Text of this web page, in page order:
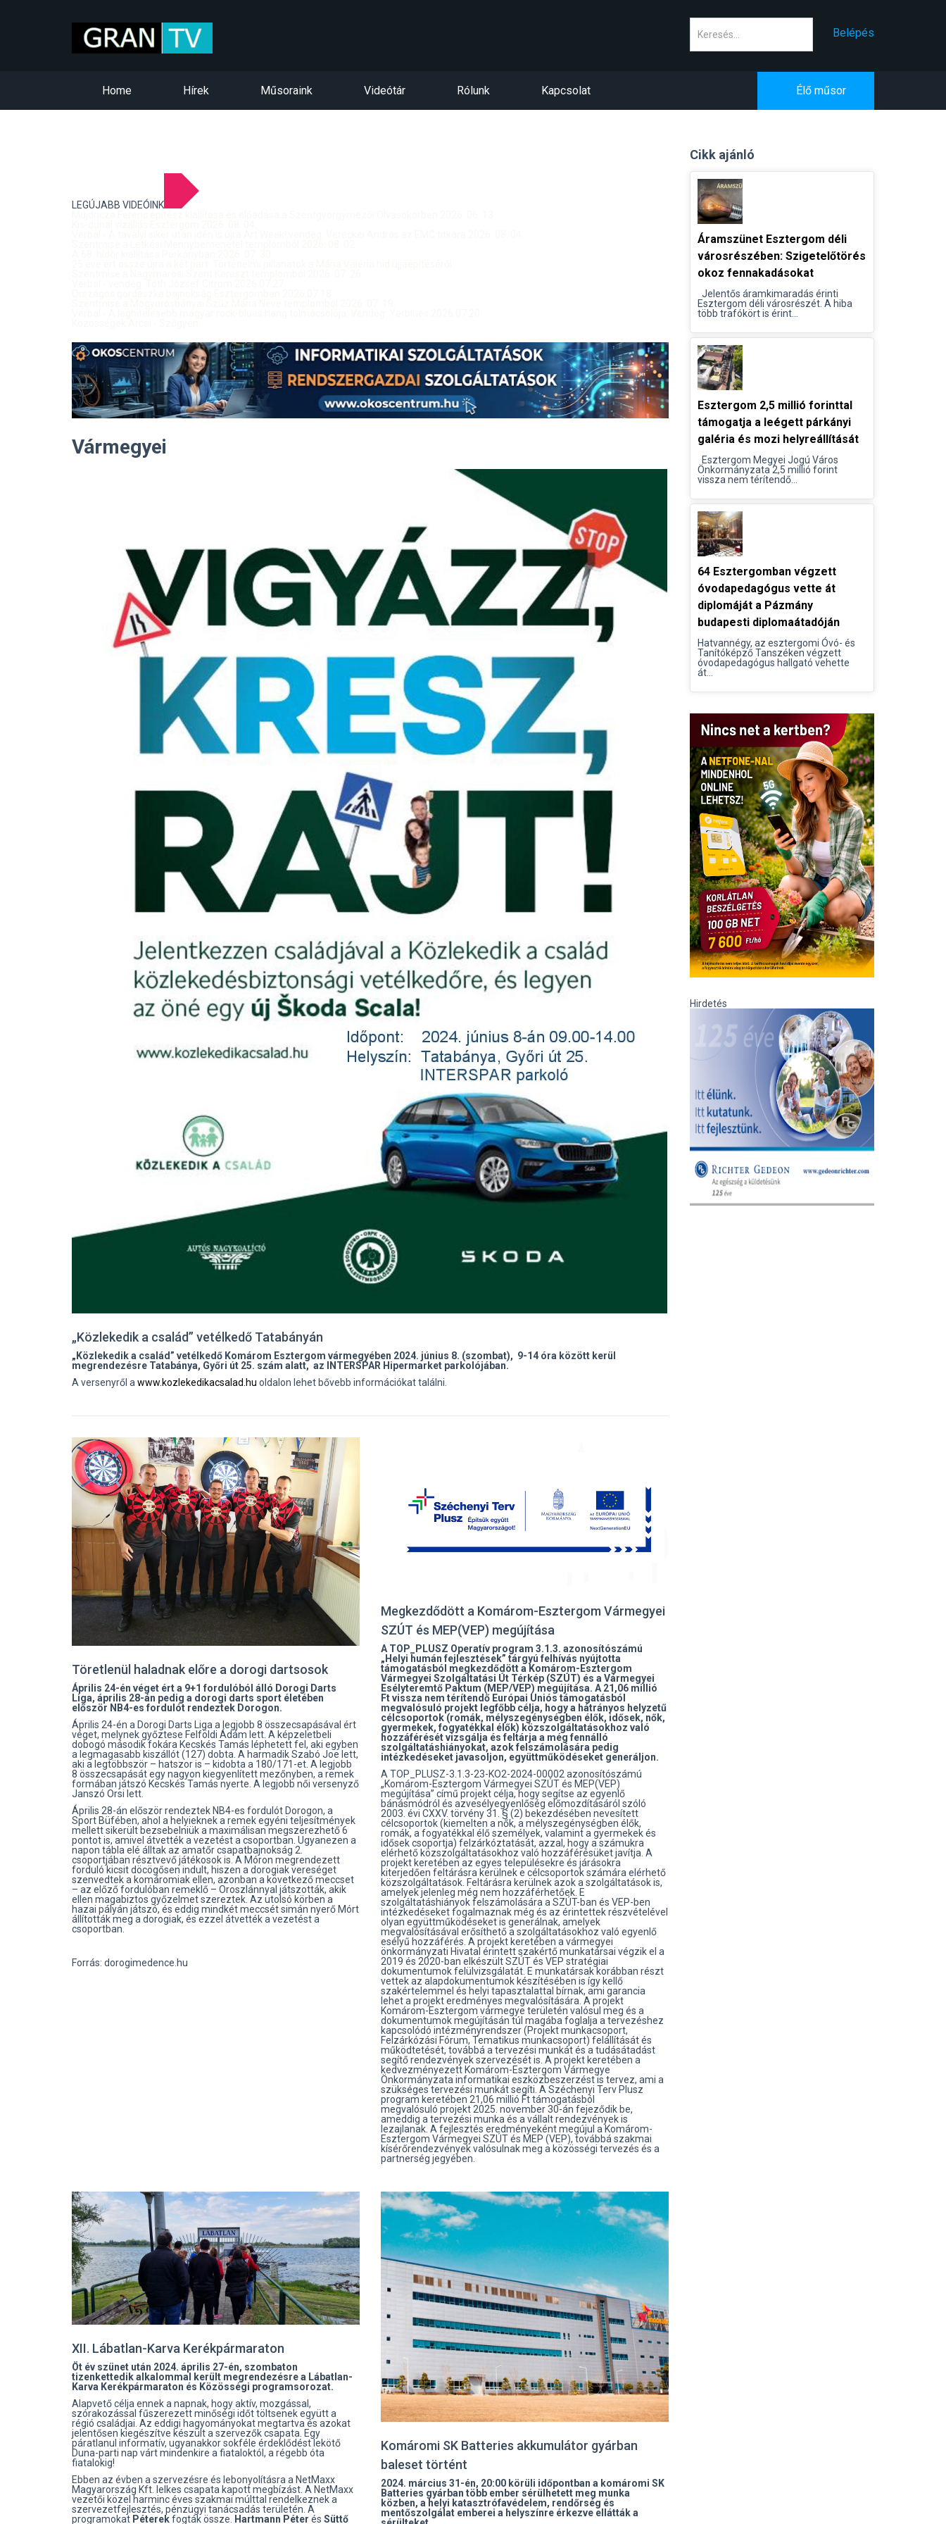
Belépés
Home Hírek Műsoraink Videótár Rólunk Kapcsolat Élő műsor
LEGÚJABB VIDEÓINK
Vármegyei
„Közlekedik a család” vetélkedő Tatabányán
„Közlekedik a család” vetélkedő Komárom Esztergom vármegyében 2024. június 8. (szombat), 9-14 óra között kerül
megrendezésre Tatabánya, Győri út 25. szám alatt, az INTERSPAR Hipermarket parkolójában.
A versenyről a www.kozlekedikacsalad.hu oldalon lehet bővebb információkat találni.
Töretlenül haladnak előre a dorogi dartsosok
Április 24-én véget ért a 9+1 fordulóból álló Dorogi Darts
Liga, április 28-án pedig a dorogi darts sport életében
először NB4-es fordulót rendeztek Dorogon.
Április 24-én a Dorogi Darts Liga a legjobb 8 összecsapásával ért
véget, melynek győztese Felföldi Ádám lett. A képzeletbeli
dobogó második fokára Kecskés Tamás léphetett fel, aki egyben
a legmagasabb kiszállót (127) dobta. A harmadik Szabó Joe lett,
aki a legtöbbször – hatszor is – kidobta a 180/171-et. A legjobb
8 összecsapását egy nagyon kiegyenlített mezőnyben, a remek
formában játszó Kecskés Tamás nyerte. A legjobb női versenyző
Janszó Orsi lett.
Április 28-án először rendeztek NB4-es fordulót Dorogon, a
Sport Büfében, ahol a helyieknek a remek egyéni teljesítmények
mellett sikerült bezsebelniük a maximálisan megszerezhető 6
pontot is, amivel átvették a vezetést a csoportban. Ugyanezen a
napon tábla elé álltak az amatőr csapatbajnokság 2.
csoportjában résztvevő játékosok is. A Móron megrendezett
forduló kicsit döcögősen indult, hiszen a dorogiak vereséget
szenvedtek a komáromiak ellen, azonban a következő meccset
– az előző fordulóban remeklő – Oroszlánnyal játszották, akik
ellen magabiztos győzelmet szereztek. Az utolsó körben a
hazai pályán játszó, és eddig mindkét meccsét simán nyerő Mórt
állították meg a dorogiak, és ezzel átvették a vezetést a
csoportban.
Forrás: dorogimedence.hu
Megkezdődött a Komárom-Esztergom Vármegyei
SZÚT és MEP(VEP) megújítása
A TOP_PLUSZ Operatív program 3.1.3. azonosítószámú
„Helyi humán fejlesztések” tárgyú felhívás nyújtotta
támogatásból megkezdődött a Komárom-Esztergom
Vármegyei Szolgáltatási Út Térkép (SZÚT) és a Vármegyei
Esélyteremtő Paktum (MEP/VEP) megújítása. A 21,06 millió
Ft vissza nem térítendő Európai Uniós támogatásból
megvalósuló projekt legfőbb célja, hogy a hátrányos helyzetű
célcsoportok (romák, mélyszegénységben élők, idősek, nők,
gyermekek, fogyatékkal élők) közszolgáltatásokhoz való
hozzáférését vizsgálja és feltárja a még fennálló
szolgáltatáshiányokat, azok felszámolására pedig
intézkedéseket javasoljon, együttműködéseket generáljon.
A TOP_PLUSZ-3.1.3-23-KO2-2024-00002 azonosítószámú
„Komárom-Esztergom Vármegyei SZÚT és MEP(VEP)
megújítása” című projekt célja, hogy segítse az egyenlő
bánásmódról és azvesélyegyenlőség előmozdításáról szóló
2003. évi CXXV. törvény 31. § (2) bekezdésében nevesített
célcsoportok (kiemelten a nők, a mélyszegénységben élők,
romák, a fogyatékkal élő személyek, valamint a gyermekek és
idősek csoportja) felzárkóztatását, azzal, hogy a számukra
elérhető közszolgáltatásokhoz való hozzáférésüket javítja. A
projekt keretében az egyes településekre és járásokra
kiterjedően feltárásra kerülnek e célcsoportok számára elérhető
közszolgáltatások. Feltárásra kerülnek azok a szolgáltatások is,
amelyek jelenleg még nem hozzáférhetőek. E
szolgáltatáshiányok felszámolására a SZÚT-ban és VEP-ben
intézkedéseket fogalmaznak még és az érintettek részvételével
olyan együttműködéseket is generálnak, amelyek
megvalósításával erősíthető a szolgáltatásokhoz való egyenlő
esélyű hozzáférés. A projekt keretében a vármegyei
önkormányzati Hivatal érintett szakértő munkatársai végzik el a
2019 és 2020-ban elkészült SZÚT és VEP stratégiai
dokumentumok felülvizsgálatát. E munkatársak korábban részt
vettek az alapdokumentumok készítésében is így kellő
szakértelemmel és helyi tapasztalattal bírnak, ami garancia
lehet a projekt eredményes megvalósítására. A projekt
Komárom-Esztergom vármegye területén valósul meg és a
dokumentumok megújításán túl magába foglalja a tervezéshez
kapcsolódó intézményrendszer (Projekt munkacsoport,
Felzárkózási Fórum, Tematikus munkacsoport) felállítását és
működtetését, továbbá a tervezési munkát és a tudásátadást
segítő rendezvények szervezését is. A projekt keretében a
kedvezményezett Komárom-Esztergom Vármegye
Önkormányzata informatikai eszközbeszerzést is tervez, ami a
szükséges tervezési munkát segíti. A Széchenyi Terv Plusz
program keretében 21,06 millió Ft támogatásból
megvalósuló projekt 2025. november 30-án fejeződik be,
ameddig a tervezési munka és a vállalt rendezvények is
lezajlanak. A fejlesztés eredményeként megújul a Komárom-
Esztergom Vármegyei SZÚT és MEP (VEP), továbbá szakmai
kísérőrendezvények valósulnak meg a közösségi tervezés és a
partnerség jegyében.
XII. Lábatlan-Karva Kerékpármaraton
Öt év szünet után 2024. április 27-én, szombaton
tizenkettedik alkalommal került megrendezésre a Lábatlan-
Karva Kerékpármaraton és Közösségi programsorozat.
Alapvető célja ennek a napnak, hogy aktív, mozgással,
szórakozással fűszerezett minőségi időt töltsenek együtt a
régió családjai. Az eddigi hagyományokat megtartva és azokat
jelentősen kiegészítve készült a szervezők csapata. Egy
páratlanul informatív, ugyanakkor sokféle érdeklődést lekötő
Duna-parti nap várt mindenkire a fiataloktól, a régebb óta
fiatalokig!
Ebben az évben a szervezésre és lebonyolításra a NetMaxx
Magyarország Kft. lelkes csapata kapott megbízást. A NetMaxx
vezetői közel harminc éves szakmai múlttal rendelkeznek a
szervezetfejlesztés, pénzügyi tanácsadás területén. A
programokat Péterekfogták össze. Hartmann Péter és Süttő
Komáromi SK Batteries akkumulátor gyárban
baleset történt
2024. március 31-én, 20:00 körüli időpontban a komáromi SK
Batteries gyárban több ember sérülhetett meg munka
közben, a helyi katasztrófavédelem, rendőrség és
mentőszolgálat emberei a helyszínre érkezve ellátták a
Cikk ajánló
Áramszünet Esztergom déli
városrészében: Szigetelőtörés
okoz fennakadásokat
Jelentős áramkimaradás érinti
Esztergom déli városrészét. A hiba
több trafókört is érint...
Esztergom 2,5 millió forinttal
támogatja a leégett párkányi
galéria és mozi helyreállítását
Esztergom Megyei Jogú Város
Önkormányzata 2,5 millió forint
vissza nem térítendő...
64 Esztergomban végzett
óvodapedagógus vette át
diplomáját a Pázmány
budapesti diplomaátadóján
Hatvannégy, az esztergomi Óvó- és
Tanítóképző Tanszéken végzett
óvodapedagógus hallgató vehette
át...
Hirdetés